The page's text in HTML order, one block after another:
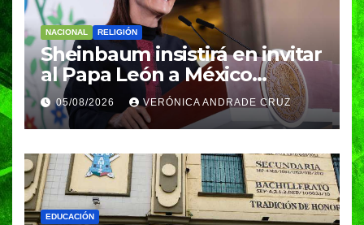
NACIONAL RELIGIÓN
Sheinbaum insistirá en invitar
al Papa León a México
durante su próxima gira por
América Latina
05/08/2026 VERÓNICA ANDRADE CRUZ
EDUCACIÓN